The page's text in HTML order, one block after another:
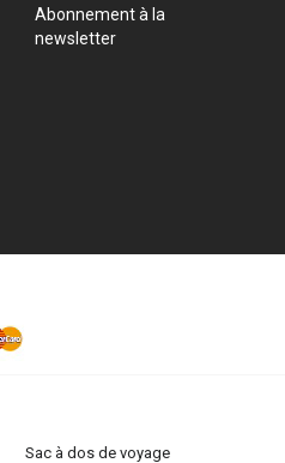
Abonnement à la
newsletter
sac à dos de voyage